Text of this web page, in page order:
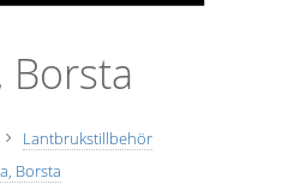
Borsta
Lantbrukstillbehör
Borsta